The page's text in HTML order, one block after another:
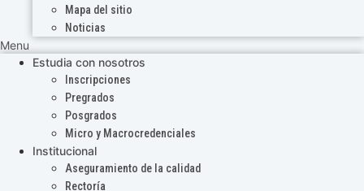
Mapa del sitio
Noticias
Menu
Estudia con nosotros
Inscripciones
Pregrados
Posgrados
Micro y Macrocredenciales
Institucional
Aseguramiento de la calidad
Rectoría